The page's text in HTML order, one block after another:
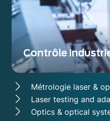
Contrôle
Métrologie laser &
Laser testing and
Optics & optical